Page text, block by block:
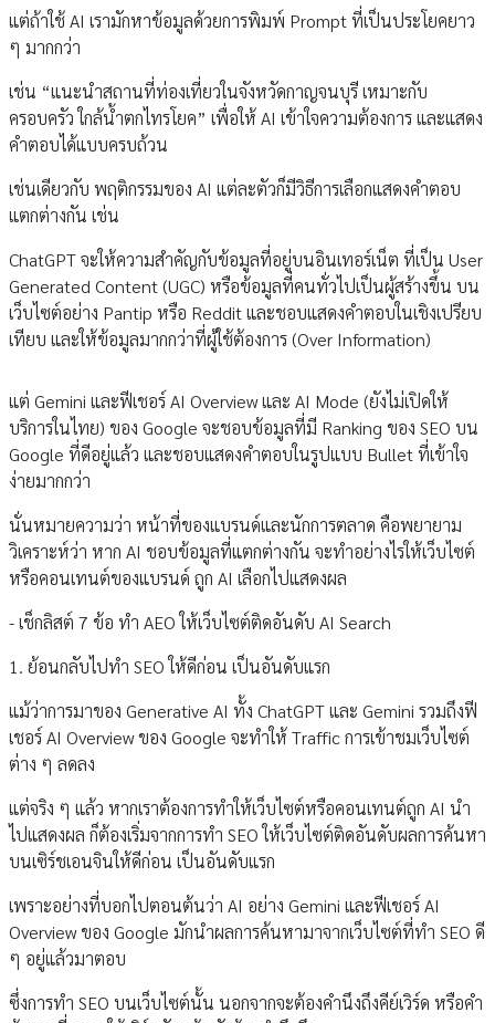
แต่ถ้าใช้ AI เรามักหาข้อมูลด้วยการพิมพ์ Prompt ที่เป็นประโยคยาว
ๆ มากกว่า
เช่น “แนะนำสถานที่ท่องเที่ยวในจังหวัดกาญจนบุรี เหมาะกับ
ครอบครัว ใกล้น้ำตกไทรโยค” เพื่อให้ AI เข้าใจความต้องการ และแสดง
คำตอบได้แบบครบถ้วน
เช่นเดียวกับ พฤติกรรมของ AI แต่ละตัวก็มีวิธีการเลือกแสดงคำตอบ
แตกต่างกัน เช่น
ChatGPT จะให้ความสำคัญกับข้อมูลที่อยู่บนอินเทอร์เน็ต ที่เป็น User
Generated Content (UGC) หรือข้อมูลที่คนทั่วไปเป็นผู้สร้างขึ้น บน
เว็บไซต์อย่าง Pantip หรือ Reddit และชอบแสดงคำตอบในเชิงเปรียบ
เทียบ และให้ข้อมูลมากกว่าที่ผู้ใช้ต้องการ (Over Information)
แต่ Gemini และฟีเชอร์ AI Overview และ AI Mode (ยังไม่เปิดให้
บริการในไทย) ของ Google จะชอบข้อมูลที่มี Ranking ของ SEO บน
Google ที่ดีอยู่แล้ว และชอบแสดงคำตอบในรูปแบบ Bullet ที่เข้าใจ
ง่ายมากกว่า
นั่นหมายความว่า หน้าที่ของแบรนด์และนักการตลาด คือพยายาม
วิเคราะห์ว่า หาก AI ชอบข้อมูลที่แตกต่างกัน จะทำอย่างไรให้เว็บไซต์
หรือคอนเทนต์ของแบรนด์ ถูก AI เลือกไปแสดงผล
- เช็กลิสต์ 7 ข้อ ทำ AEO ให้เว็บไซต์ติดอันดับ AI Search
1. ย้อนกลับไปทำ SEO ให้ดีก่อน เป็นอันดับแรก
แม้ว่าการมาของ Generative AI ทั้ง ChatGPT และ Gemini รวมถึงฟี
เชอร์ AI Overview ของ Google จะทำให้ Traffic การเข้าชมเว็บไซต์
ต่าง ๆ ลดลง
แต่จริง ๆ แล้ว หากเราต้องการทำให้เว็บไซต์หรือคอนเทนต์ถูก AI นำ
ไปแสดงผล ก็ต้องเริ่มจากการทำ SEO ให้เว็บไซต์ติดอันดับผลการค้นหา
บนเซิร์ชเอนจินให้ดีก่อน เป็นอันดับแรก
เพราะอย่างที่บอกไปตอนต้นว่า AI อย่าง Gemini และฟีเชอร์ AI
Overview ของ Google มักนำผลการค้นหามาจากเว็บไซต์ที่ทำ SEO ดี
ๆ อยู่แล้วมาตอบ
ซึ่งการทำ SEO บนเว็บไซต์นั้น นอกจากจะต้องคำนึงถึงคีย์เวิร์ด หรือคำ